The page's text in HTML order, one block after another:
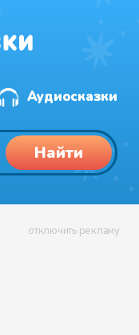
Аудиосказки
Найти
отключить рекламу